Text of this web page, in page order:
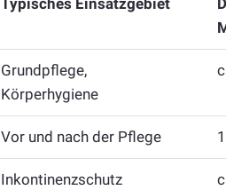
Typisches Einsatzgebiet
Grundpflege,
Körperhygiene
Vor und nach der Pflege
Inkontinenzschutz